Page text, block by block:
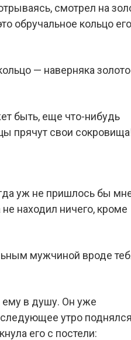
смотрел на
обручальное кольцо его
— наверняка
быть, еще что-нибудь
прячут свои
уж не пришлось бы
находил ничего, кроме
мужчиной вроде
ему в душу. Он уже
утро
его с постели: